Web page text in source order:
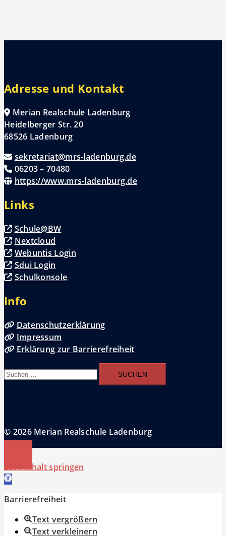
Adresse und Kontakt
Merian Realschule Ladenburg
Heidelberger Str. 20
68526 Ladenburg
sekretariat@mrs-ladenburg.de
06203 – 70480
https://www.mrs-ladenburg.de
Links
Schule@BW
Nextcloud
Webuntis Login
Sdui Login
Schulkonsole
Info
Datenschutzerklärung
Impressum
Erklärung zur Barrierefreiheit
Suchen
nach:
© 2026 Merian Realschule Ladenburg
Zum Inhalt springen
Werkzeugleiste öffnen
Barrierefreiheit
Text vergrößern
Text verkleinern